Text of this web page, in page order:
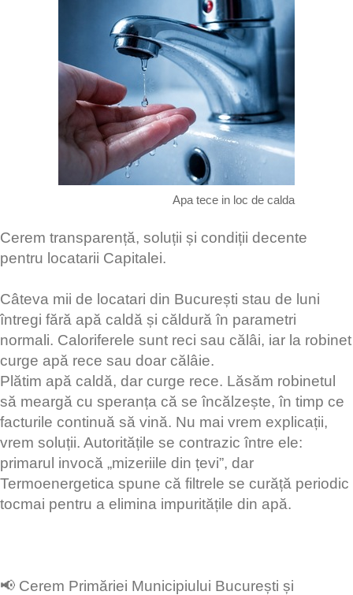
Apa tece in loc de calda
Cerem transparență, soluții și condiții decente
pentru locatarii Capitalei.
Câteva mii de locatari din București stau de luni
întregi fără apă caldă și căldură în parametri
normali. Caloriferele sunt reci sau călâi, iar la robinet
curge apă rece sau doar călâie.
Plătim apă caldă, dar curge rece. Lăsăm robinetul
să meargă cu speranța că se încălzește, în timp ce
facturile continuă să vină. Nu mai vrem explicații,
vrem soluții. Autoritățile se contrazic între ele:
primarul invocă „mizeriile din țevi”, dar
Termoenergetica spune că filtrele se curăță periodic
tocmai pentru a elimina impuritățile din apă.
📢 Cerem Primăriei Municipiului București și